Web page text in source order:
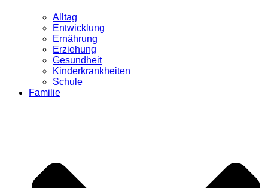
Alltag
Entwicklung
Ernährung
Erziehung
Gesundheit
Kinderkrankheiten
Schule
Familie